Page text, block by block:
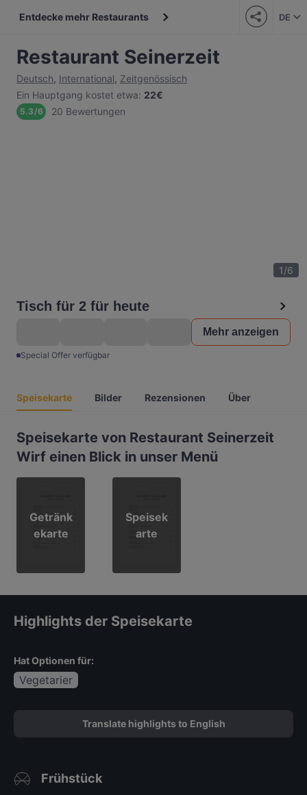
Entdecke mehr Restaurants DE
Restaurant Seinerzeit
Deutsch, International, Zeitgenössisch
Ein Hauptgang kostet etwa: 22€
5.3/6 20 Bewertungen
1/6
Tisch für 2 für heute
Mehr anzeigen
Special Offer verfügbar
Speisekarte Bilder Rezensionen Über
Speisekarte von Restaurant Seinerzeit
Wirf einen Blick in unser Menü
Getränk
ekarte
Speisek
arte
Highlights der Speisekarte
Hat Optionen für:
Vegetarier
Translate highlights to English
Frühstück